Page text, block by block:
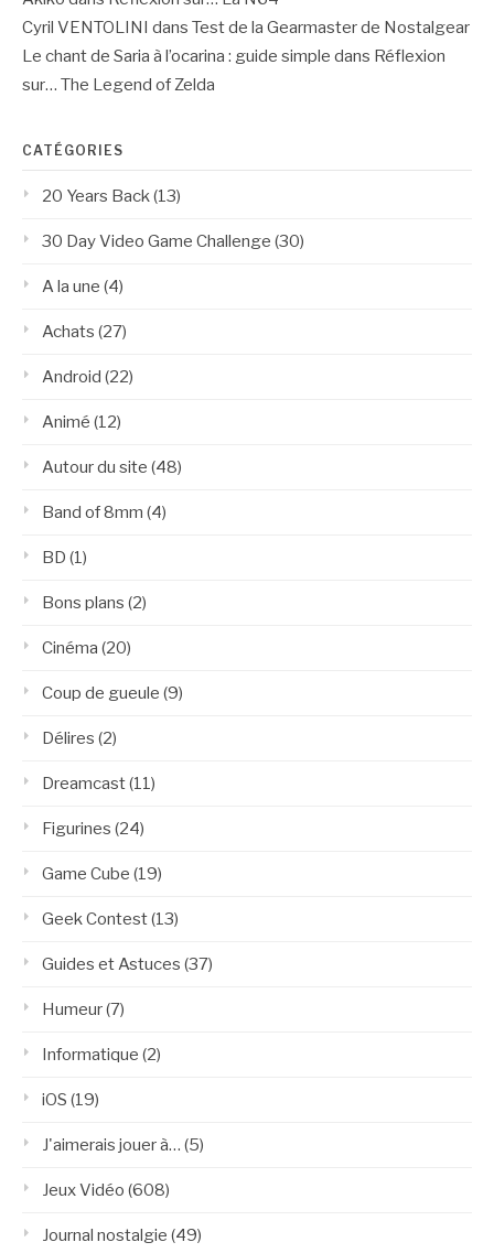
Cyril VENTOLINI dans Test de la Gearmaster de Nostalgear
Le chant de Saria à l’ocarina : guide simple dans Réflexion
sur… The Legend of Zelda
CATÉGORIES
20 Years Back(13)
30 Day Video Game Challenge (30)
A la une (4)
Achats (27)
Android (22)
Animé (12)
Autour du site (48)
Band of 8mm (4)
BD (1)
Bons plans (2)
Cinéma (20)
Coup de gueule (9)
Délires (2)
Dreamcast(11)
Figurines (24)
Game Cube (19)
Geek Contest(13)
Guides et Astuces (37)
Humeur(7)
Informatique (2)
iOS (19)
J'aimerais jouer à… (5)
Jeux Vidéo (608)
Journal nostalgie (49)